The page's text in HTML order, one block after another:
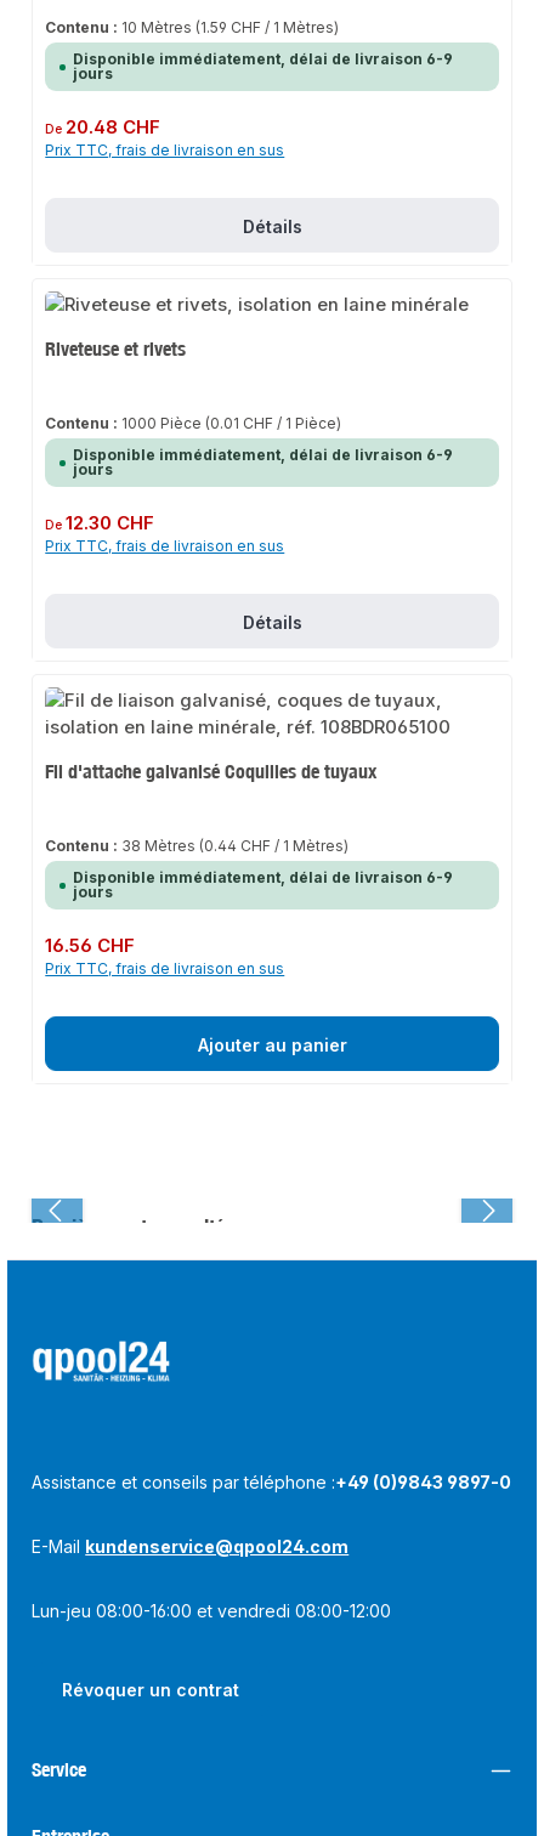
Contenu : 10 Mètres (1.59 CHF / 1 Mètres)
Disponible immédiatement, délai de livraison 6-9
jours
Prix régulier :
De 20.48 CHF
Prix TTC, frais de livraison en sus
Détails
Riveteuse et rivets
Contenu : 1000 Pièce (0.01 CHF / 1 Pièce)
Disponible immédiatement, délai de livraison 6-9
jours
Prix régulier :
De12.30 CHF
Prix TTC, frais de livraison en sus
Détails
Fil d'attache galvanisé Coquilles de tuyaux
Contenu : 38 Mètres (0.44 CHF / 1 Mètres)
Disponible immédiatement, délai de livraison 6-9
jours
Prix régulier :
16.56 CHF
Prix TTC, frais de livraison en sus
Ajouter au panier
Dernièrement consulté :
Assistance et conseils par téléphone :+49 (0)9843 9897-0
E-Mail kundenservice@qpool24.com
Lun-jeu 08:00-16:00 et vendredi 08:00-12:00
Révoquer un contrat
Service